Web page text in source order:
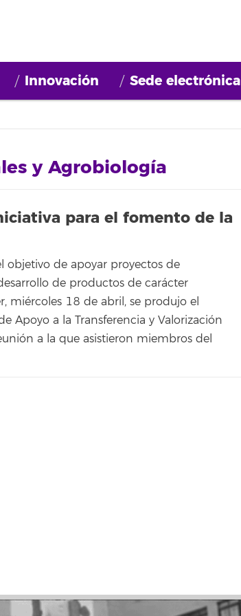
Innovación Sede electrónica
y Agrobiología
para el fomento de la
objetivo de apoyar proyectos de
de productos de carácter
miércoles 18 de abril, se produjo el
Apoyo a la Transferencia y Valorización
a la que asistieron miembros del